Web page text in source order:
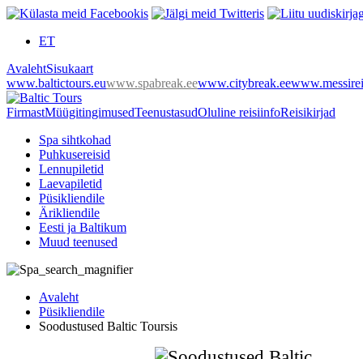
ET
AvalehtSisukaart
www.baltictours.euwww.spabreak.eewww.citybreak.ee
FirmastMüügitingimusedTeenustasudOluline reisiinfoReisikirjad
Spa sihtkohad
Puhkusereisid
Lennupiletid
Laevapiletid
Püsikliendile
Ärikliendile
Eesti ja Baltikum
Muud teenused
Avaleht
Püsikliendile
Soodustused Baltic Toursis